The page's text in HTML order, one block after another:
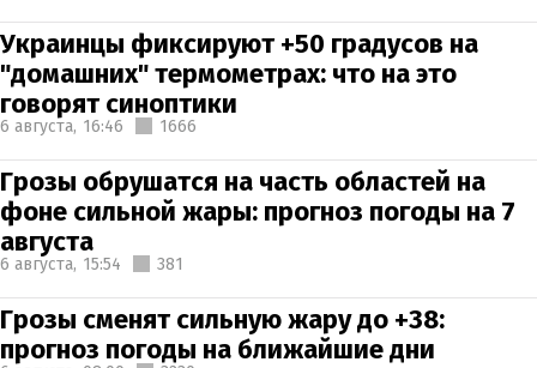
Украинцы фиксируют +50 градусов на
"домашних" термометрах: что на это
говорят синоптики
6 августа, 16:46 1666
Грозы обрушатся на часть областей на
фоне сильной жары: прогноз погоды на 7
августа
6 августа, 15:54 381
Грозы сменят сильную жару до +38:
прогноз погоды на ближайшие дни